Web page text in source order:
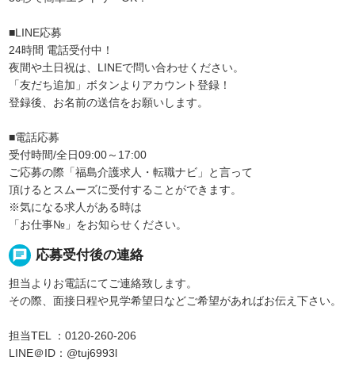
■LINE応募
24時間 電話受付中！
夜間や土日祝は、LINEで問い合わせください。
「友だち追加」ボタンよりアカウント登録！
登録後、お名前の送信をお願いします。
■電話応募
受付時間/全日09:00～17:00
ご応募の際「福島介護求人・転職ナビ」と言って
頂けるとスムーズに受付することができます。
※気になる求人がある時は
「お仕事№」をお知らせください。
chat 応募受付後の連絡
担当よりお電話にてご連絡致します。
その際、面接日程や見学希望日などご希望があればお伝え下さい。
担当TEL ：0120-260-206
LINE＠ID：@tuj6993l